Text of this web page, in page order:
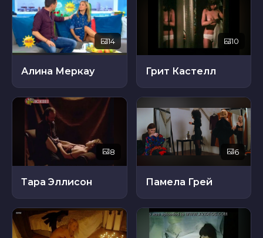
14
Алина Меркау
10
Грит Кастелл
8
Тара Эллисон
6
Памела Грей